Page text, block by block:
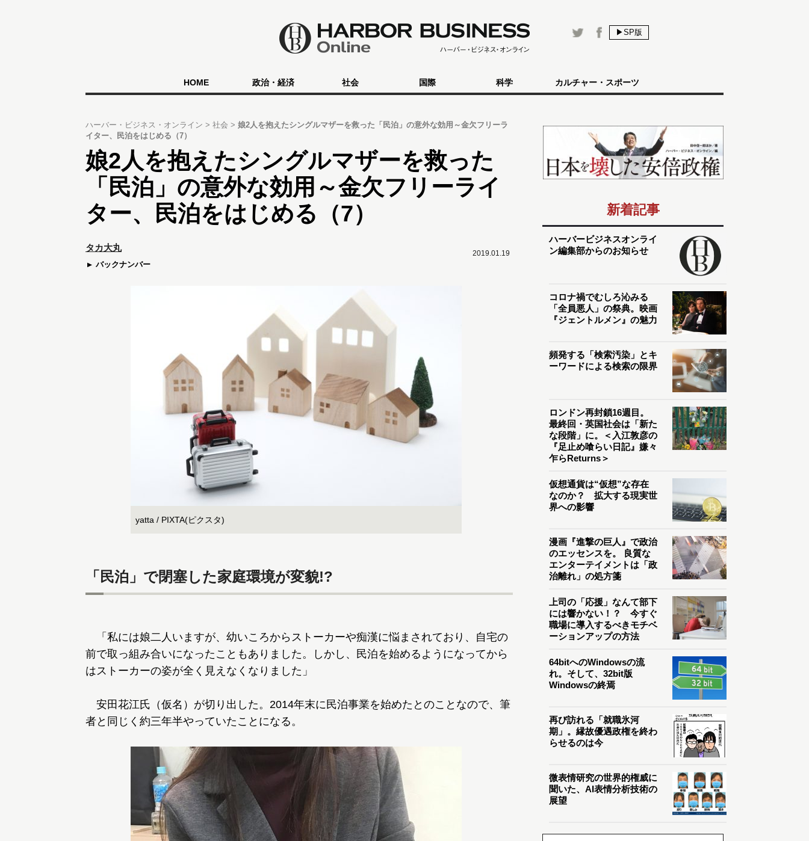
▶SP版
HOME 政治・経済 社会 国際 科学 カルチャー・スポーツ
ハーバー・ビジネス・オンライン 社会
娘2人を抱えたシングルマザーを救った「民泊」の意外な効用～金欠フリーラ
イター、民泊をはじめる（7）
娘2人を抱えたシングルマザーを救った
「民泊」の意外な効用～金欠フリーライ
ター、民泊をはじめる（7）
2019.01.19
タカ大丸
バックナンバー
yatta / PIXTA(ピクスタ)
「民泊」で閉塞した家庭環境が変貌!?
「私には娘二人いますが、幼いころからストーカーや痴漢に悩まされており、自宅の
前で取っ組み合いになったこともありました。しかし、民泊を始めるようになってから
はストーカーの姿が全く見えなくなりました」
安田花江氏（仮名）が切り出した。2014年末に民泊事業を始めたとのことなので、筆
者と同じく約三年半やっていたことになる。
新着記事
ハーバービジネスオンライ
ン編集部からのお知らせ
コロナ禍でむしろ沁みる
「全員悪人」の祭典。映画
『ジェントルメン』の魅力
頻発する「検索汚染」とキ
ーワードによる検索の限界
ロンドン再封鎖16週目。
最終回・英国社会は「新た
な段階」に。＜入江敦彦の
『足止め喰らい日記』嫌々
乍らReturns＞
仮想通貨は“仮想”な存在
なのか？ 拡大する現実世
界への影響
漫画『進撃の巨人』で政治
のエッセンスを。 良質な
エンターテイメントは「政
治離れ」の処方箋
上司の「応援」なんて部下
には響かない！？ 今すぐ
職場に導入するべきモチベ
ーションアップの方法
64bitへのWindowsの流
れ。そして、32bit版
Windowsの終焉
再び訪れる「就職氷河
期」。縁故優遇政権を終わ
らせるのは今
微表情研究の世界的権威に
聞いた、AI表情分析技術の
展望